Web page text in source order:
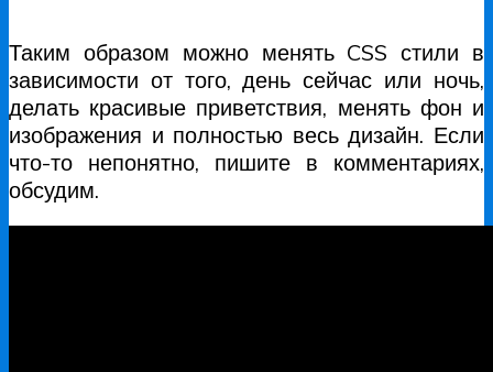
Таким образом можно менять CSS стили в
зависимости от того, день сейчас или ночь,
делать красивые приветствия, менять фон и
изображения и полностью весь дизайн. Если
что-то непонятно, пишите в комментариях,
обсудим.